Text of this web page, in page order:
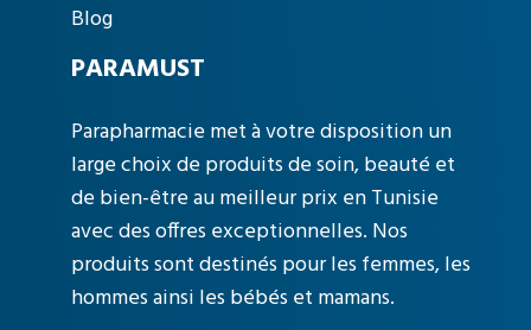
Blog
PARAMUST
Parapharmacie met à votre disposition un
large choix de produits de soin, beauté et
de bien-être au meilleur prix en Tunisie
avec des offres exceptionnelles. Nos
produits sont destinés pour les femmes, les
hommes ainsi les bébés et mamans.